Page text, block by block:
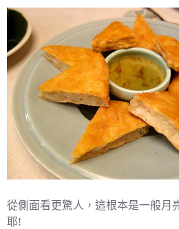
從側面看更驚人，這根本是一般月
耶!